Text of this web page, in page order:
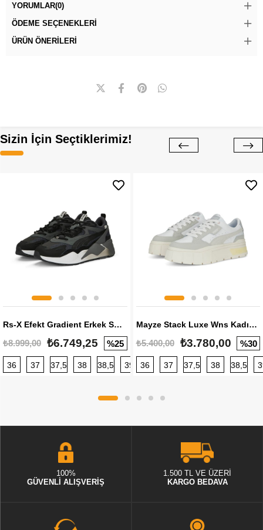
YORUMLAR(0)
ÖDEME SEÇENEKLERI
ÜRÜN ÖNERILERI
Sizin İçin Seçtiklerimiz!
Rs-X Efekt Gradient Erkek Sneaker
₺8.999,00 ₺6.749,25 %25
36 37 37,5 38 38,5 39 40 40,5 41 42 42,5
Mayze Stack Luxe Wns Kadın Sneaker
₺5.400,00 ₺3.780,00 %30
36 37 37,5 38 38,5
100%
GÜVENLİ ALIŞVERİŞ
1.500 TL VE ÜZERİ
KARGO BEDAVA